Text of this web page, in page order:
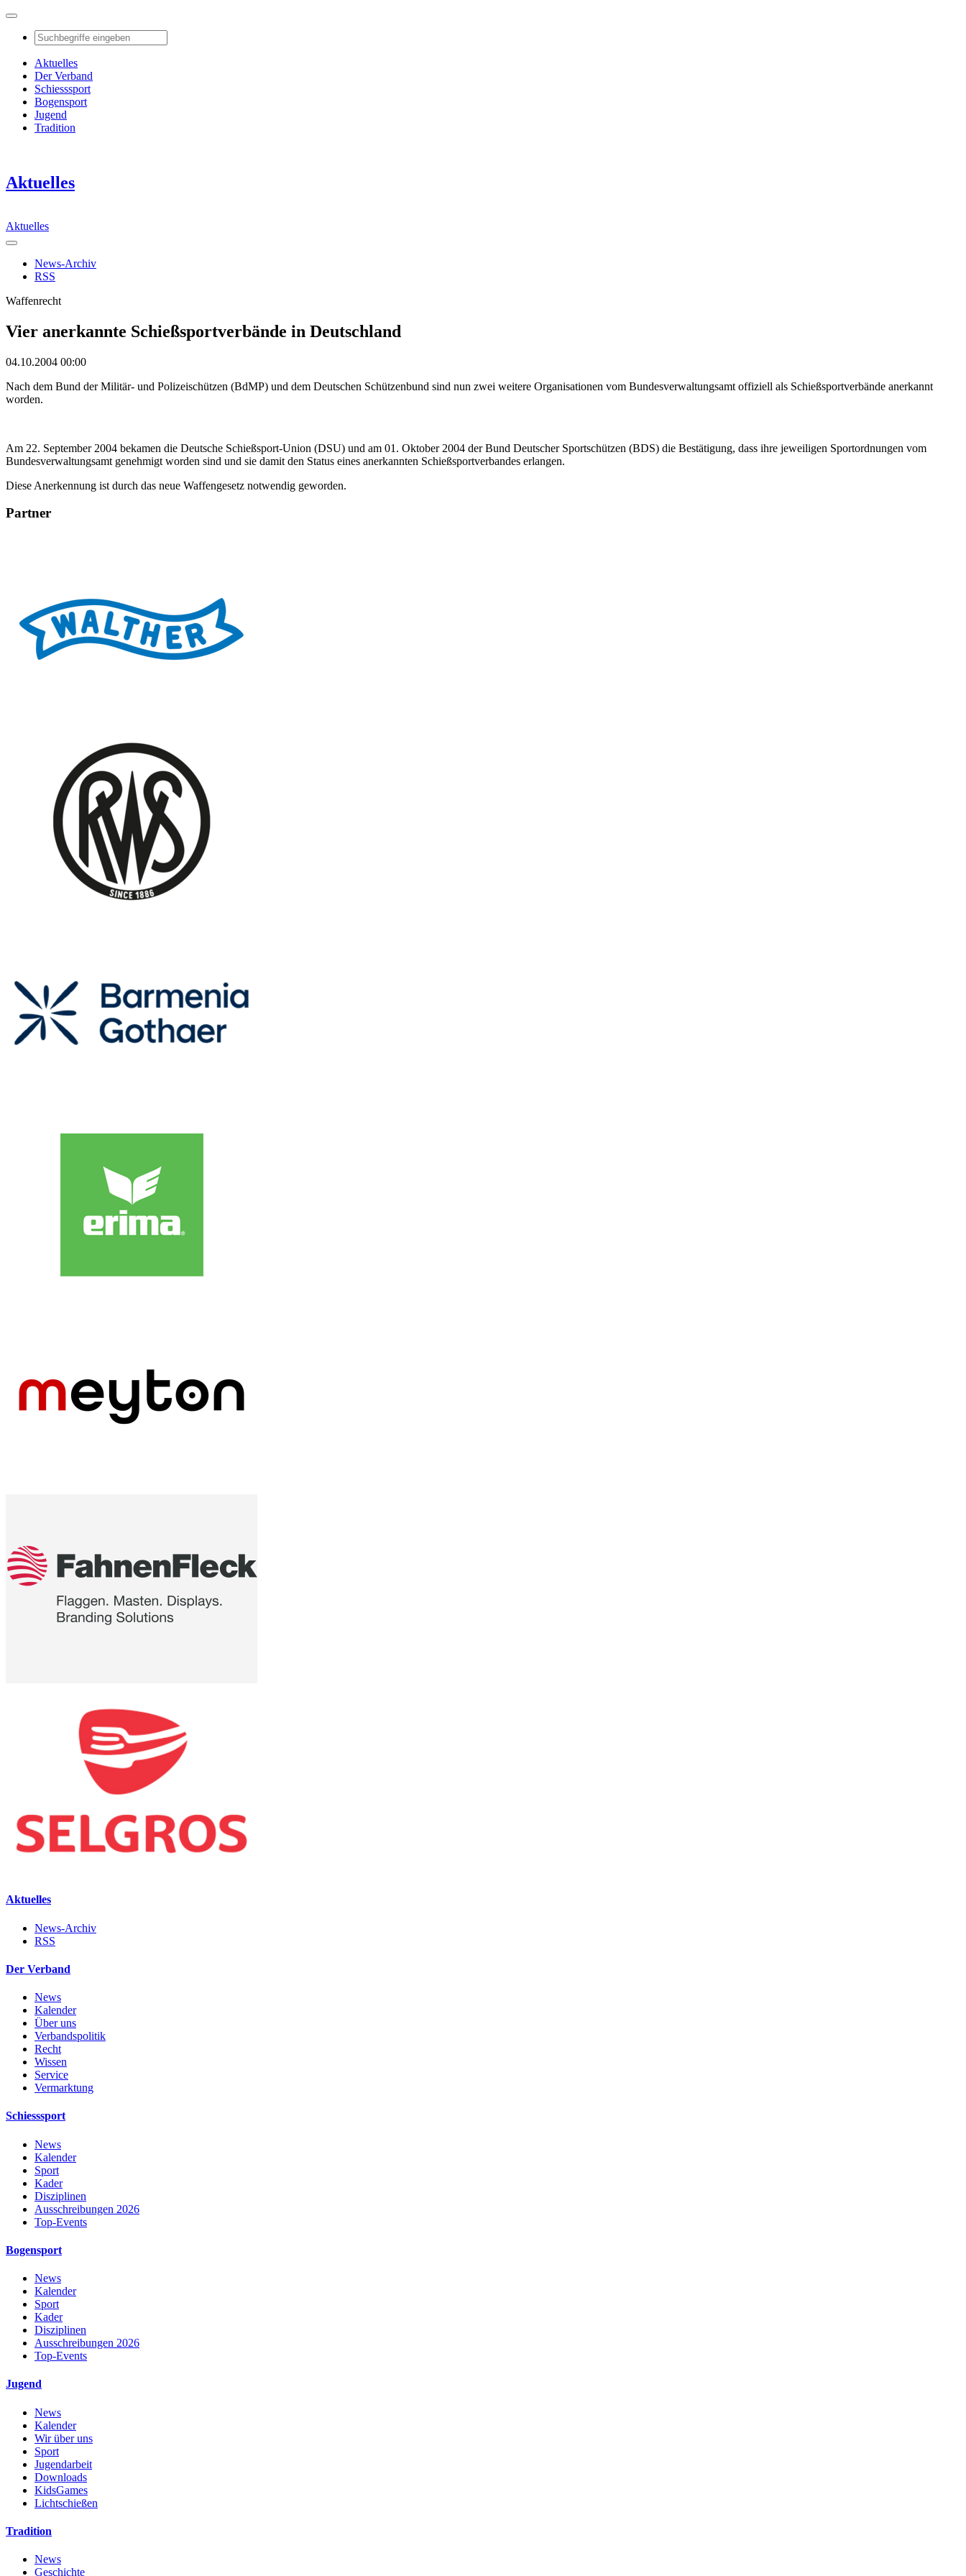
Aktuelles
Der Verband
Schiesssport
Bogensport
Jugend
Tradition
Aktuelles
Aktuelles
News-Archiv
RSS
Waffenrecht
Vier anerkannte Schießsportverbände in Deutschland
04.10.2004 00:00
Nach dem Bund der Militär- und Polizeischützen (BdMP) und dem Deutschen Schützenbund sind nun zwei weitere Organisationen vom Bundesverwaltungsamt offiziell als Schießsportverbände anerkannt
worden.
Am 22. September 2004 bekamen die Deutsche Schießsport-Union (DSU) und am 01. Oktober 2004 der Bund Deutscher Sportschützen (BDS) die Bestätigung, dass ihre jeweiligen Sportordnungen vom
Bundesverwaltungsamt genehmigt worden sind und sie damit den Status eines anerkannten Schießsportverbandes erlangen.
Diese Anerkennung ist durch das neue Waffengesetz notwendig geworden.
Partner
Aktuelles
News-Archiv
RSS
Der Verband
News
Kalender
Über uns
Verbandspolitik
Recht
Wissen
Service
Vermarktung
Schiesssport
News
Kalender
Sport
Kader
Disziplinen
Ausschreibungen 2026
Top-Events
Bogensport
News
Kalender
Sport
Kader
Disziplinen
Ausschreibungen 2026
Top-Events
Jugend
News
Kalender
Wir über uns
Sport
Jugendarbeit
Downloads
KidsGames
Lichtschießen
Tradition
News
Geschichte